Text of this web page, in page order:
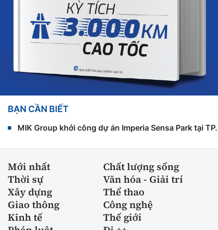
BẠN CẦN BIẾT
MIK Group khởi công dự án Imperia Sensa Park tại
Mới nhất
Chất lượng sống
Thời sự
Văn hóa - Giải trí
Xây dựng
Thể thao
Giao thông
Công nghệ
Kinh tế
Thế giới